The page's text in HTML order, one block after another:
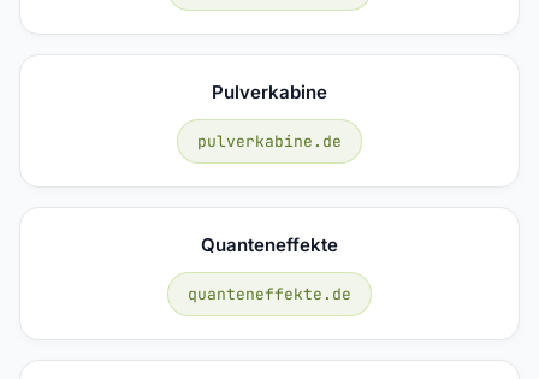
Pulverkabine
pulverkabine.de
Quanteneffekte
quanteneffekte.de